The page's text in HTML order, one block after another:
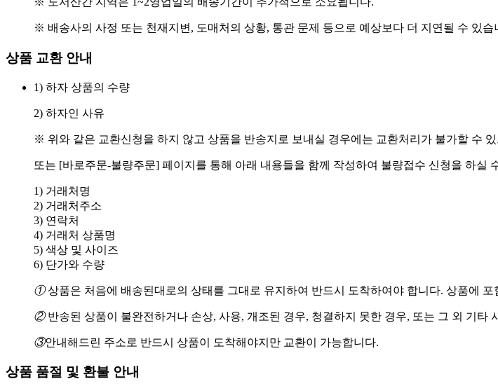
※ 배송사의 사정 또는 천재지변, 도매처의 상황, 통관 문제 등으로 예상보다 더 지연될 수 있습
상품 교환 안내
1) 하자 상품의 수량
2) 하자인 사유
※ 위와 같은 교환신청을 하지 않고 상품을 반송지로 보내실 경우에는 교환처리가 불가할 수
또는 [바로주문-불량주문] 페이지를 통해 아래 내용들을 함께 작성하여 불량접수 신청을 하실
1) 거래처명
2) 거래처주소
3) 연락처
4) 거래처 상품명
5) 색상 및 사이즈
6) 단가와 수량
①상품은 처음에 배송된대로의 상태를 그대로 유지하여 반드시 도착하여야 합니다. 상품에
②반송된 상품이 불완전하거나 손상, 사용, 개조된 경우, 청결하지 못한 경우, 또는 그 외 기타
③안내해드린 주소로 반드시 상품이 도착해야지만 교환이 가능합니다.
상품 품절 및 환불 안내